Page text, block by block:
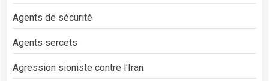
Agents de sécurité
Agents sercets
Agression sioniste contre l'Iran